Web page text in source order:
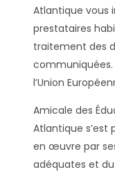
Atlantique vous
prestataires
traitement des
communiquées.
l’Union
Amicale des
Atlantique s’est
en œuvre par
adéquates et